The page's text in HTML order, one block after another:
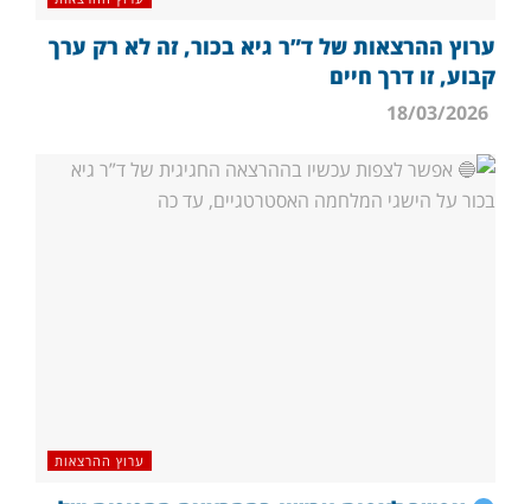
ערוץ ההרצאות של ד”ר גיא בכור, זה לא רק ערך
קבוע, זו דרך חיים
ערוץ ההרצאות